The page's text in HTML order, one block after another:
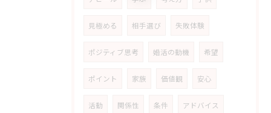
見極める 相手選び 失敗体験
ポジティブ思考 婚活の動機 希望
ポイント 家族 価値観 安心
活動 関係性 条件 アドバイス